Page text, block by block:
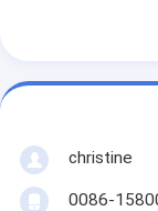
christine
0086-